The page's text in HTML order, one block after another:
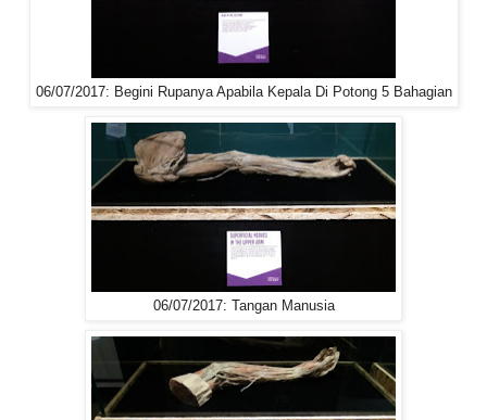
06/07/2017: Begini Rupanya Apabila Kepala Di Potong 5 Bahagian
06/07/2017: Tangan Manusia